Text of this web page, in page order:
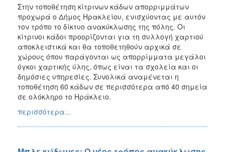
Στην τοποθέτηση κίτρινων κάδων απορριμμάτων
προχωρά ο Δήμος Ηρακλείου, ενισχύοντας με αυτόν
τον τρόπο το δίκτυο ανακύκλωσης της πόλης. Οι
κίτρινοι κάδοι προορίζονται για τη συλλογή χαρτιού
αποκλειστικά και θα τοποθετηθούν αρχικά σε
χώρους όπου παράγονται ως απορρίμματα μεγάλοι
όγκοι χαρτικής ύλης, όπως είναι τα σχολεία και οι
δημόσιες υπηρεσίες. Συνολικά αναμένεται η
τοποθέτηση 60 κάδων σε περισσότερα από 40 σημεία
σε ολόκληρο το Ηράκλειο.
περισσότερα...